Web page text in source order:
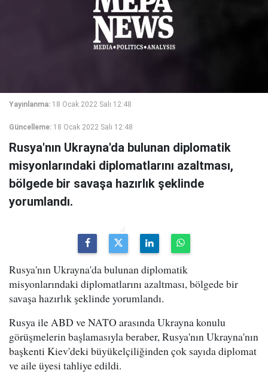
Yayınlanma: 18 Ocak 2022 Salı 12:48
Güncelleme: 18 Ocak 2022 Salı 12:48
Rusya'nın Ukrayna'da bulunan diplomatik
misyonlarındaki diplomatlarını azaltması,
bölgede bir savaşa hazırlık şeklinde
yorumlandı.
Rusya'nın Ukrayna'da bulunan diplomatik
misyonlarındaki diplomatlarını azaltması, bölgede bir
savaşa hazırlık şeklinde yorumlandı.
Rusya ile ABD ve NATO arasında Ukrayna konulu
görüşmelerin başlamasıyla beraber, Rusya'nın Ukrayna'nın
başkenti Kiev'deki büyükelçiliğinden çok sayıda diplomat
ve aile üyesi tahliye edildi.